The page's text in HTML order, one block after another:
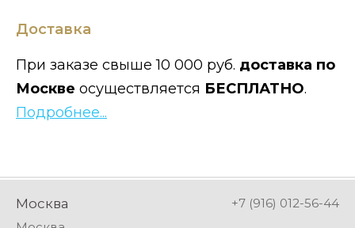
Доставка
При заказе свыше 10 000 руб. доставка по
Москве осуществляется БЕСПЛАТНО.
Подробнее...
Москва
+7 (916) 012-56-44